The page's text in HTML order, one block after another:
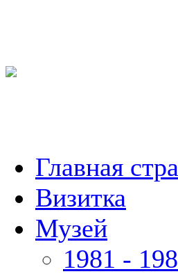
Главная
Визитка
Музей
1981 -